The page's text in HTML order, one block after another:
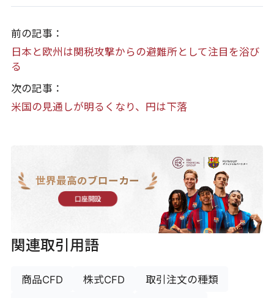
前の記事：
日本と欧州は関税攻撃からの避難所として注目を浴び
る
次の記事：
米国の見通しが明るくなり、円は下落
世界最高のブローカー
口座開設
関連取引用語
商品CFD 株式CFD 取引注文の種類